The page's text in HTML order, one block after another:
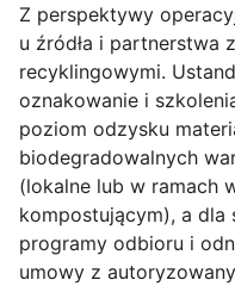
Z perspektywy
u źródła i partnerstwa
recyklingowymi.
oznakowanie i
poziom odzysku
biodegradowalnych
(lokalne lub w ramach
kompostującym), a
programy odbioru i
umowy z